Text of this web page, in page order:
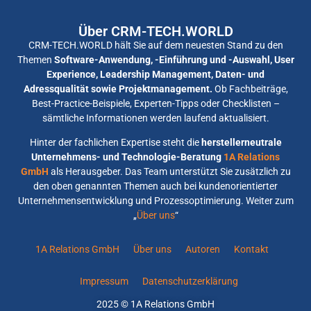
Über CRM-TECH.WORLD
CRM-TECH.WORLD hält Sie auf dem neuesten Stand zu den
Themen Software-Anwendung, -Einführung und -Auswahl, User
Experience, Leadership Management, Daten- und
Adressqualität sowie Projektmanagement. Ob Fachbeiträge,
Best-Practice-Beispiele, Experten-Tipps oder Checklisten –
sämtliche Informationen werden laufend aktualisiert.
Hinter der fachlichen Expertise steht die herstellerneutrale
Unternehmens- und Technologie-Beratung 1A Relations
GmbH als Herausgeber. Das Team unterstützt Sie zusätzlich zu
den oben genannten Themen auch bei kundenorientierter
Unternehmensentwicklung und Prozessoptimierung. Weiter zum
„Über uns“
1A Relations GmbH Über uns Autoren Kontakt
Impressum Datenschutzerklärung
2025 © 1A Relations GmbH